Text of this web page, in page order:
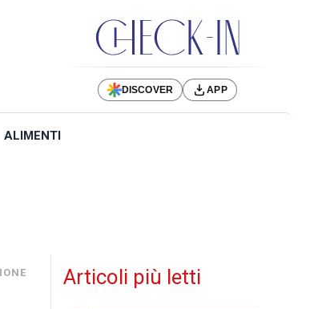
DISCOVER APP
ALIMENTI
Articoli più letti